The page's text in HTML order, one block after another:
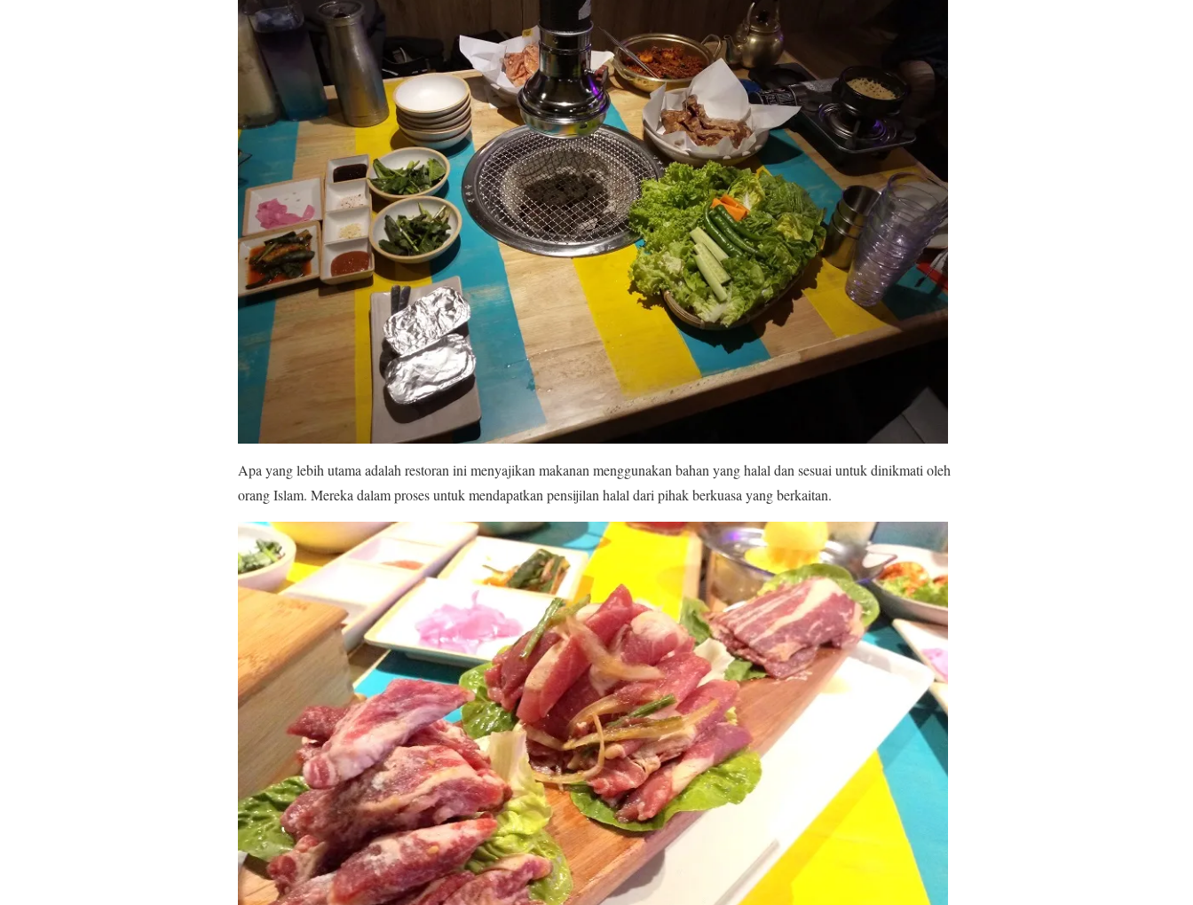
Apa yang lebih utama adalah restoran ini menyajikan makanan menggunakan bahan yang halal dan sesuai untuk dinikmati oleh
orang Islam. Mereka dalam proses untuk mendapatkan pensijilan halal dari pihak berkuasa yang berkaitan.